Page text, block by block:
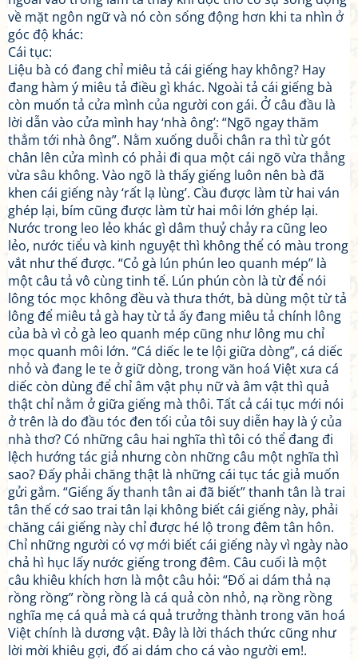
về mặt ngôn ngữ và nó còn sống động hơn khi ta nhìn ở
góc độ khác:
Cái tục:
Liệu bà có đang chỉ miêu tả cái giếng hay không? Hay
đang hàm ý miêu tả điều gì khác. Ngoài tả cái giếng bà
còn muốn tả cửa mình của người con gái. Ở câu đầu là
lời dẫn vào cửa mình hay ‘nhà ông’: “Ngõ ngay thăm
thẳm tới nhà ông”. Nằm xuống duỗi chân ra thì từ gót
chân lên cửa mình có phải đi qua một cái ngõ vừa thẳng
vừa sâu không. Vào ngõ là thấy giếng luôn nên bà đã
khen cái giếng này ‘rất lạ lùng’. Cầu được làm từ hai ván
ghép lại, bím cũng được làm từ hai môi lớn ghép lại.
Nước trong leo lẻo khác gì dâm thuỷ chảy ra cũng leo
lẻo, nước tiểu và kinh nguyệt thì không thể có màu trong
vắt như thế được. “Cỏ gà lún phún leo quanh mép” là
một câu tả vô cùng tinh tế. Lún phún còn là từ để nói
lông tóc mọc không đều và thưa thớt, bà dùng một từ tả
lông để miêu tả gà hay từ tả ấy đang miêu tả chính lông
của bà vì cỏ gà leo quanh mép cũng như lông mu chỉ
mọc quanh môi lớn. “Cá diếc le te lội giữa dòng”, cá diếc
nhỏ và đang le te ở giữ dòng, trong văn hoá Việt xưa cá
diếc còn dùng để chỉ âm vật phụ nữ và âm vật thì quả
thật chỉ nằm ở giữa giếng mà thôi. Tất cả cái tục mới nói
ở trên là do đầu tóc đen tối của tôi suy diễn hay là ý của
nhà thơ? Có những câu hai nghĩa thì tôi có thể đang đi
lệch hướng tác giả nhưng còn những câu một nghĩa thì
sao? Đấy phải chăng thật là những cái tục tác giả muốn
gửi gắm. “Giếng ấy thanh tân ai đã biết” thanh tân là trai
tân thế cớ sao trai tân lại không biết cái giếng này, phải
chăng cái giếng này chỉ được hé lộ trong đêm tân hôn.
Chỉ những người có vợ mới biết cái giếng này vì ngày nào
chả hì hục lấy nước giếng trong đêm. Câu cuối là một
câu khiêu khích hơn là một câu hỏi: “Đố ai dám thả nạ
rồng rồng” rồng rồng là cá quả còn nhỏ, nạ rồng rồng
nghĩa mẹ cá quả mà cá quả trưởng thành trong văn hoá
Việt chính là dương vật. Đây là lời thách thức cũng như
lời mời khiêu gợi, đố ai dám cho cá vào người em!.